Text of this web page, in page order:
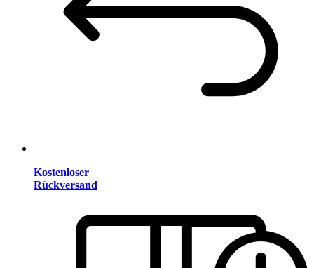
Kostenloser
Rückversand